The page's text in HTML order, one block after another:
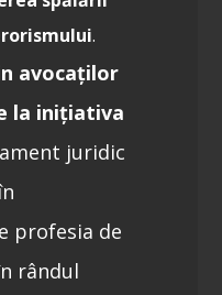
.
avocaților
la inițiativa
juridic
profesia de
rândul